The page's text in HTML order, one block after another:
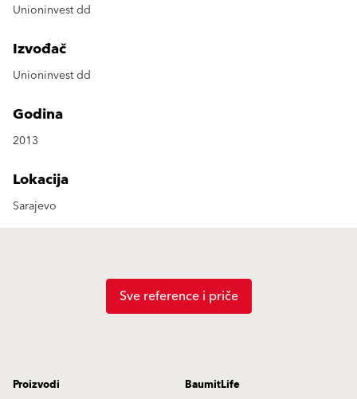
Unioninvest dd
Izvođač
Unioninvest dd
Godina
2013
Lokacija
Sarajevo
Sve reference i priče
Proizvodi
BaumitLife